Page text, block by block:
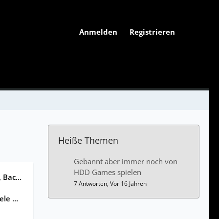
Anmelden Registrieren
Heiße Themen
Gebannt aber immer noch von
HDD Games spielen
7 Antworten, Vor 16 Jahren